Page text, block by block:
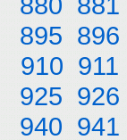
895 896
910 911
925 926
940 941